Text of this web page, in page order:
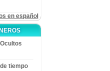
en español
tiempo